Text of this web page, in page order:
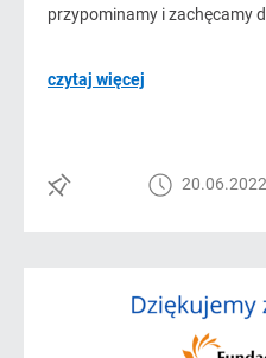
przypominamy i zachęcamy
czytaj więcej
20.06.2022